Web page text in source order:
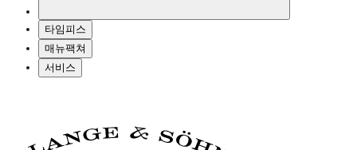
타임피스
매뉴팩쳐
서비스